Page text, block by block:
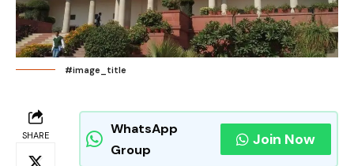
#image_title
SHARE
WhatsApp
Group
Join Now